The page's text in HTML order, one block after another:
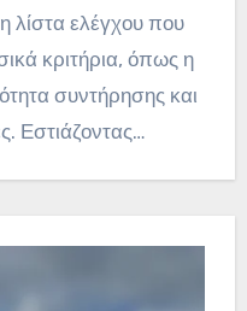
λίστα ελέγχου που
κριτήρια, όπως η
συντήρησης και
Εστιάζοντας…